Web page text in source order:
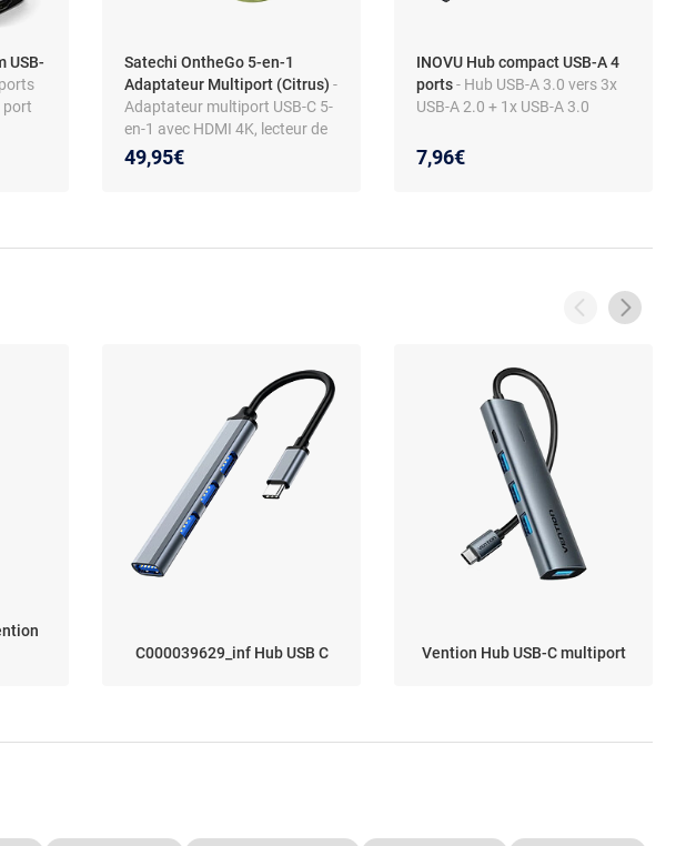
USB-
port
Satechi OntheGo 5-en-1
Adaptateur Multiport (Citrus)-
Adaptateur multiport USB-C 5-
en-1 avec HDMI 4K, lecteur de
carte SD et charge de 60 W
pour MacBook Neo
49,95€
INOVU Hub compact USB-A 4
ports- Hub USB-A 3.0 vers 3x
USB-A 2.0 + 1x USB-A 3.0
7,96€
C000039629_inf Hub USB C Vention Hub USB-C multiport